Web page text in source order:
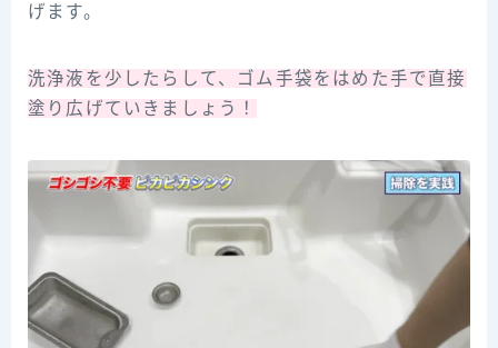
げます。
洗浄液を少したらして、ゴム手袋をはめた手で直接
塗り広げていきましょう！